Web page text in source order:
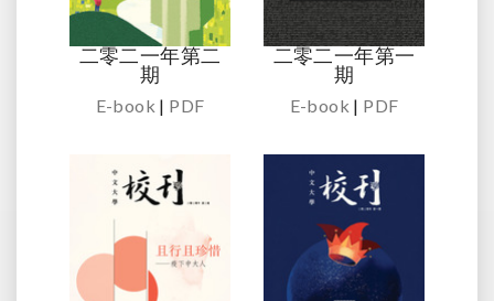
二零二一年第二
期
E-book | PDF
二零二一年第一
期
E-book | PDF